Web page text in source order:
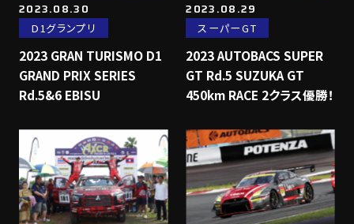
2023.08.30
D1グランプリ
2023 GRAN TURISMO D1
GRAND PRIX SERIES
Rd.5&6 EBISU
2023.08.29
スーパーGT
2023 AUTOBACS SUPER
GT Rd.5 SUZUKA GT
450km RACE 2クラス優勝！